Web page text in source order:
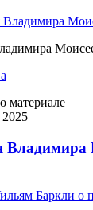
материале
Владимира